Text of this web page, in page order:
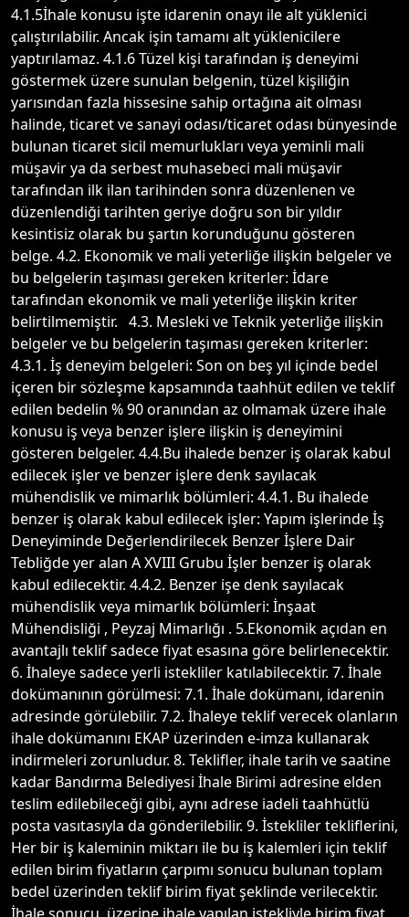
4.1.5İhale konusu işte idarenin onayı ile alt yüklenici
çalıştırılabilir. Ancak işin tamamı alt yüklenicilere
yaptırılamaz. 4.1.6 Tüzel kişi tarafından iş deneyimi
göstermek üzere sunulan belgenin, tüzel kişiliğin
yarısından fazla hissesine sahip ortağına ait olması
halinde, ticaret ve sanayi odası/ticaret odası bünyesinde
bulunan ticaret sicil memurlukları veya yeminli mali
müşavir ya da serbest muhasebeci mali müşavir
tarafından ilk ilan tarihinden sonra düzenlenen ve
düzenlendiği tarihten geriye doğru son bir yıldır
kesintisiz olarak bu şartın korunduğunu gösteren
belge. 4.2. Ekonomik ve mali yeterliğe ilişkin belgeler ve
bu belgelerin taşıması gereken kriterler: İdare
tarafından ekonomik ve mali yeterliğe ilişkin kriter
belirtilmemiştir. 4.3. Mesleki ve Teknik yeterliğe ilişkin
belgeler ve bu belgelerin taşıması gereken kriterler:
4.3.1. İş deneyim belgeleri: Son on beş yıl içinde bedel
içeren bir sözleşme kapsamında taahhüt edilen ve teklif
edilen bedelin % 90 oranından az olmamak üzere ihale
konusu iş veya benzer işlere ilişkin iş deneyimini
gösteren belgeler. 4.4.Bu ihalede benzer iş olarak kabul
edilecek işler ve benzer işlere denk sayılacak
mühendislik ve mimarlık bölümleri: 4.4.1. Bu ihalede
benzer iş olarak kabul edilecek işler: Yapım işlerinde İş
Deneyiminde Değerlendirilecek Benzer İşlere Dair
Tebliğde yer alan A XVIII Grubu İşler benzer iş olarak
kabul edilecektir. 4.4.2. Benzer işe denk sayılacak
mühendislik veya mimarlık bölümleri: İnşaat
Mühendisliği , Peyzaj Mimarlığı . 5.Ekonomik açıdan en
avantajlı teklif sadece fiyat esasına göre belirlenecektir.
6. İhaleye sadece yerli istekliler katılabilecektir. 7. İhale
dokümanının görülmesi: 7.1. İhale dokümanı, idarenin
adresinde görülebilir. 7.2. İhaleye teklif verecek olanların
ihale dokümanını EKAP üzerinden e-imza kullanarak
indirmeleri zorunludur. 8. Teklifler, ihale tarih ve saatine
kadar Bandırma Belediyesi İhale Birimi adresine elden
teslim edilebileceği gibi, aynı adrese iadeli taahhütlü
posta vasıtasıyla da gönderilebilir. 9. İstekliler tekliflerini,
Her bir iş kaleminin miktarı ile bu iş kalemleri için teklif
edilen birim fiyatların çarpımı sonucu bulunan toplam
bedel üzerinden teklif birim fiyat şeklinde verilecektir.